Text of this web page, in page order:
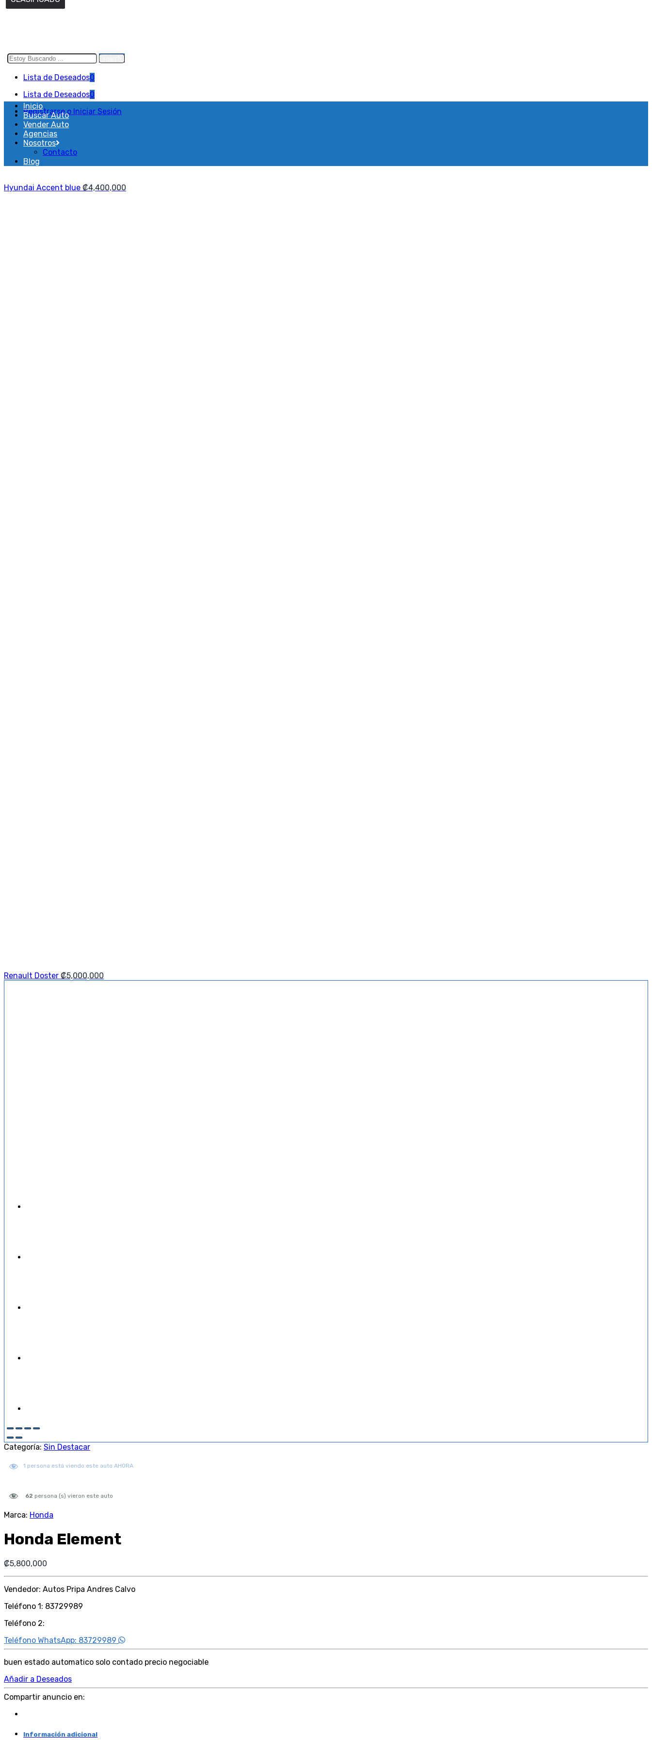
Search
here
Lista de Deseados0
Lista de Deseados0
Registrarse o Iniciar Sesión
Inicio
Buscar Auto
Vender Auto
Agencias
Nosotros
Contacto
Blog
Hyundai Accent blue ₡4,400,000
Renault Doster ₡5,000,000
Categoría: Sin Destacar
1 persona está viendo este auto AHORA
62 persona (s) vieron este auto
Marca: Honda
Honda Element
₡5,800,000
Vendedor: Autos Pripa Andres Calvo
Teléfono 1: 83729989
Teléfono 2:
Teléfono WhatsApp: 83729989
buen estado automatico solo contado precio negociable
Añadir a Deseados
Compartir anuncio en:
Información adicional